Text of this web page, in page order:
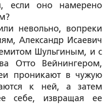
если оно намерено
невольно, вопреки
Александр Исаевич
Шульгиным, и с
Отто Вейнингером,
проникают в чужую
к ней, а затем
себе, извращая ее